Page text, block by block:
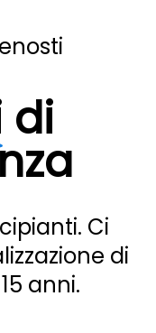
di
Ci
di
anni.